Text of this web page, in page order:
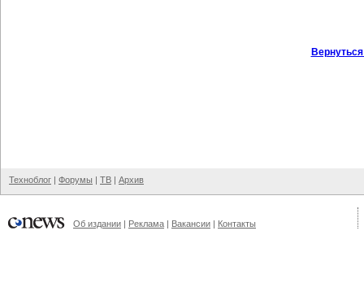
Техноблог | Форумы | ТВ | Архив
Об издании | Реклама | Вакансии | Контакты